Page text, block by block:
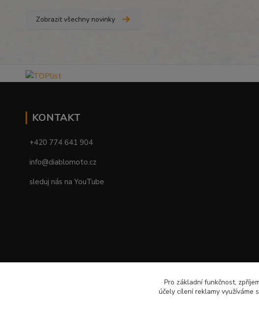
Zobrazit všechny novinky
KONTAKT
+420 774 641 904
info@diablomoto.cz
sleduj nás na YouTube
Pro základní funkčnost,
účely cílení reklamy využíváme